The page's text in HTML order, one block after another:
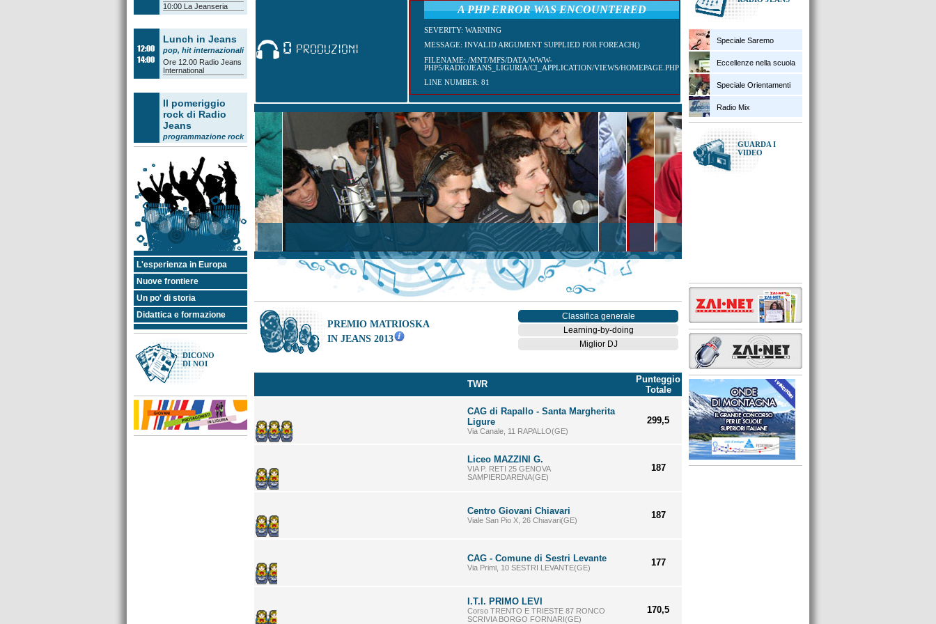
10:00
La Jeanseria
12:00
14:00
Lunch in Jeans
pop, hit internazionali
Ore 12.00 Radio Jeans
International
14:00
18:00
Il pomeriggio
rock di Radio
Jeans
programmazione rock
14:00Tam Tam Orienta
Voci dal network
15:30
Il quarto d'ora
accademico /Il
mestiere della
settimana
16:00 Il Meglio di... Voci
dal Network
16:45Flash Back
17:00La ballata delle
cinque
17:15 Il Meglio di... Voci
dal Network
18:00
20:00
Bella raga -
L'aperitivo in
Jeans
hip hop, reggae
19:00Avviare
di apprendistato
Europa Orienta
19:30 Il Meglio di... Voci
dal Network
20:00
21:30
Le Venti in
Jeans
R&B, soul
L'esperienza in Europa
Nuove frontiere
Un po' di storia
Didattica e formazione
DICONO
DI NOI
0 PRODUZIONI
A PHP ERROR WAS ENCOUNTERED
SEVERITY: WARNING
MESSAGE: INVALID ARGUMENT SUPPLIED FOR FOREACH()
FILENAME: /MNT/MFS/DATA/WWW-
PHP5/RADIOJEANS_LIGURIA/CI_APPLICATION/VIEWS/HOMEPAGE.PHP
LINE NUMBER: 81
I PROGRAMMI DI RADIO JEANS
PREMIO MATRIOSKA
IN JEANS 2013
Classifica generale
Learning-by-doing
Miglior DJ
TWR
Punteggio
Totale
CAG di Rapallo - Santa Margherita
Ligure
Via Canale, 11 RAPALLO(GE)
299,5
Liceo MAZZINI G.
VIA P. RETI 25 GENOVA
SAMPIERDARENA(GE)
187
Centro Giovani Chiavari
Viale San Pio X, 26 Chiavari(GE) 187
CAG - Comune di Sestri Levante
Via Primi, 10 SESTRI LEVANTE(GE) 177
I.T.I. PRIMO LEVI
Corso TRENTO E TRIESTE 87 RONCO
SCRIVIA BORGO FORNARI(GE)
170,5
Speciale Saremo
Eccellenze nella scuola
Speciale Orientamenti
Radio Mix
GUARDA I
VIDEO